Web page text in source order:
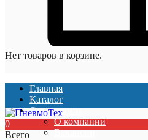
Нет товаров в корзине.
Главная
Каталог
О компании
О компании
Вакансии
0
Всего